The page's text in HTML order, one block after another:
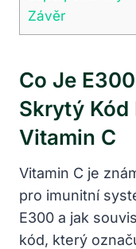
Závěr
Co Je
Skrytý Kód
Vitamin C
Vitamin C je
pro imunitní
E300 a jak
kód, který